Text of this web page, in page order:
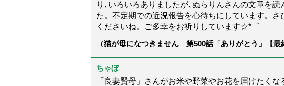
り､いろいろありましたが､ぬらりんさんの文章を
た。不定期での近況報告を心待ちにしています。
くださいね。ご多幸をお祈りしています☆*゜
（猫が母になつきません 第500話「ありがとう」【最
ちゃぼ
「良妻賢母」さんがお米や野菜やお花を届けたく